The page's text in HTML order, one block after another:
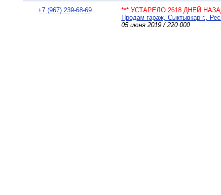
+7 (967) 239-68-69
*** УСТАРЕЛО 2618 ДНЕЙ
Продам гараж, Сыктывкар г.,
05 июня 2019 / 220 000